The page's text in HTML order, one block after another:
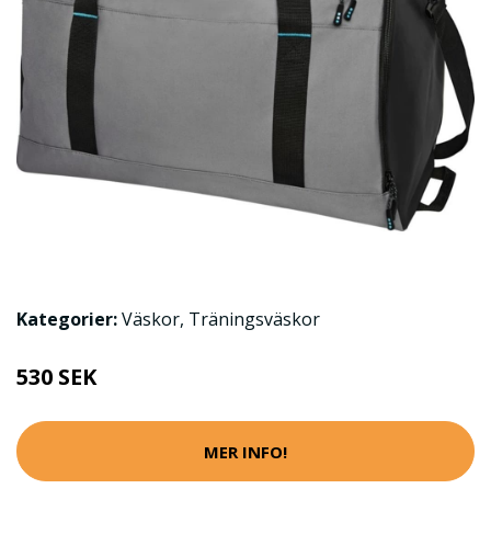
Kategorier:Väskor, Träningsväskor
530 SEK
MER INFO!